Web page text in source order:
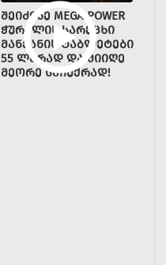
ᲨᲔᲘᲫᲘᲜᲔ MEGA POWER
ᲭᲣᲠᲭᲚᲘᲡ ᲡᲐᲠᲔᲪᲮᲘ
ᲛᲐᲜᲥᲐᲜᲘᲡ ᲢᲐᲑᲚᲔᲢᲔᲑᲘ
55 ᲚᲐᲠᲐᲓ ᲓᲐ ᲛᲘᲘᲦᲔ
ᲛᲔᲝᲠᲔ ᲡᲐᲩᲣᲥᲠᲐᲓ!